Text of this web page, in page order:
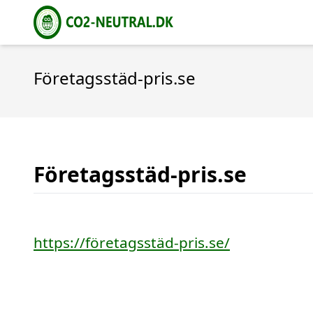
Företagsstäd-pris.se
Företagsstäd-pris.se
https://företagsstäd-pris.se/